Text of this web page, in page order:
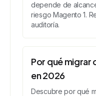
depende de
riesgo Magento 1.
auditoría.
Por qué migrar
en 2026
Descubre por qué